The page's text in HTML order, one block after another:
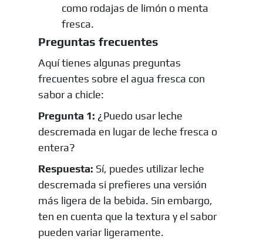
como rodajas de limón o menta
fresca.
Preguntas frecuentes
Aquí tienes algunas preguntas
frecuentes sobre el agua fresca con
sabor a chicle:
Pregunta 1: ¿Puedo usar leche
descremada en lugar de leche fresca o
entera?
Respuesta: Sí, puedes utilizar leche
descremada si prefieres una versión
más ligera de la bebida. Sin embargo,
ten en cuenta que la textura y el sabor
pueden variar ligeramente.